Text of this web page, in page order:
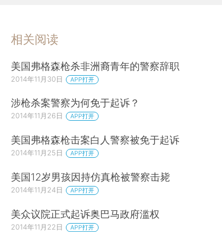
相关阅读
美国弗格森枪杀非洲裔青年的警察辞职
2014年11月30日 APP打开
涉枪杀案警察为何免于起诉？
2014年11月26日 APP打开
美国弗格森枪击案白人警察被免于起诉
2014年11月25日 APP打开
美国12岁男孩因持仿真枪被警察击毙
2014年11月24日 APP打开
美众议院正式起诉奥巴马政府滥权
2014年11月22日 APP打开